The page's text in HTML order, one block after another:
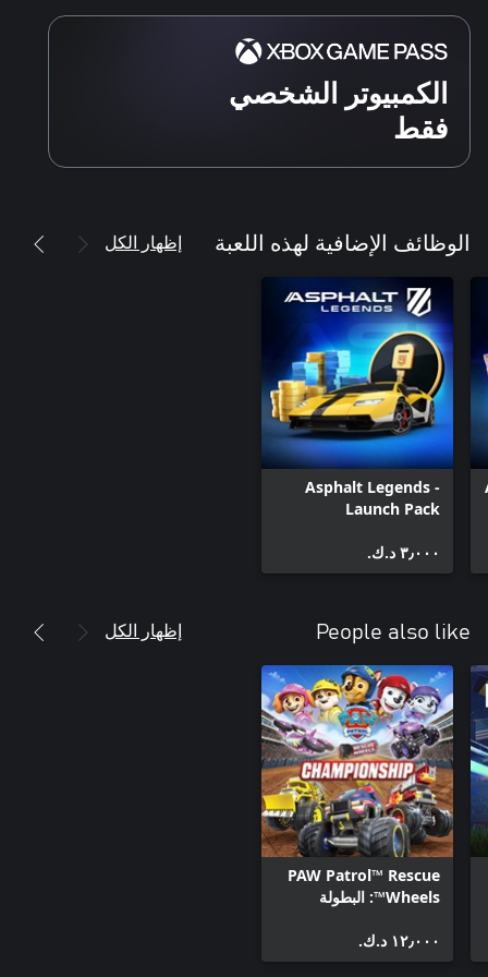
يُرجى الانتباه إلى أن هذه اللعبة تتضمن عمليات شراء من داخل
يسمح لك هذا التطبيق بشراء سلع افتراضية داخل التطبيق، ومن
الممكن أن يضّم إعلانات لطرف ثالث قد تُعيد توجيهك إلى موقع طرف
الكمبيوتر الشخصي
فقط
الوظائف الإضافية لهذه اللعبة إظهار الكل
Asphalt Legends -
Launch Pack
٣٫٠٠٠ د.ك.‏
People also like إظهار الكل
PAW Patrol™ Rescue
Wheels™: البطولة
١٢٫٠٠٠ د.ك.‏